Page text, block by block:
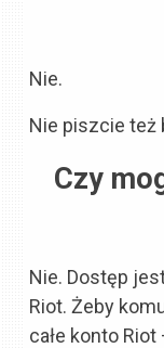
Nie.
Nie piszcie też
Czy
Nie. Dostęp
Riot. Żeby
całe konto